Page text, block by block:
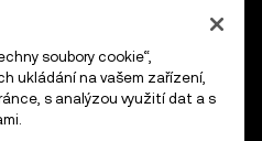
soubory cookie“,
ukládání na vašem zařízení,
s analýzou využití dat a s